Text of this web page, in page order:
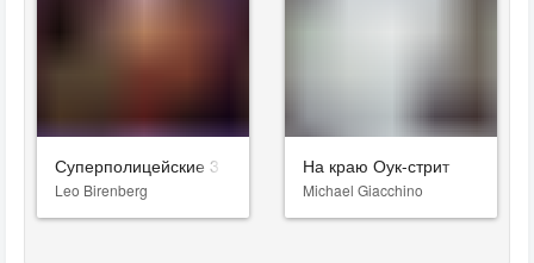
Суперполицейские 3
Leo Birenberg
На краю Оук-стрит
Michael Giacchino